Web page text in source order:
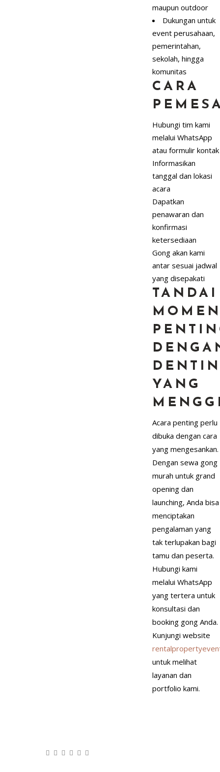
maupun outdoor
Dukungan untuk
event perusahaan,
pemerintahan,
sekolah, hingga
komunitas
CARA
Hubungi tim kami
melalui WhatsApp
atau formulir kontak
Informasikan
tanggal dan lokasi
acara
Dapatkan
penawaran dan
konfirmasi
ketersediaan
Gong akan kami
antar sesuai jadwal
yang disepakati
TANDAI
YANG
Acara penting perlu
dibuka dengan cara
yang mengesankan.
Dengan sewa gong
murah untuk grand
opening dan
launching, Anda bisa
menciptakan
pengalaman yang
tak terlupakan bagi
tamu dan peserta.
Hubungi kami
melalui WhatsApp
yang tertera untuk
konsultasi dan
booking gong Anda.
Kunjungi website
untuk melihat
layanan dan
portfolio kami.